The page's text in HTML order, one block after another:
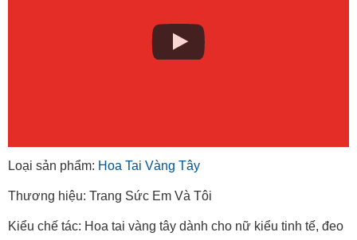
Loại sản phẩm: Hoa Tai Vàng Tây
Thương hiệu: Trang Sức Em Và Tôi
Kiểu chế tác: Hoa tai vàng tây dành cho nữ kiểu tinh tế, đeo